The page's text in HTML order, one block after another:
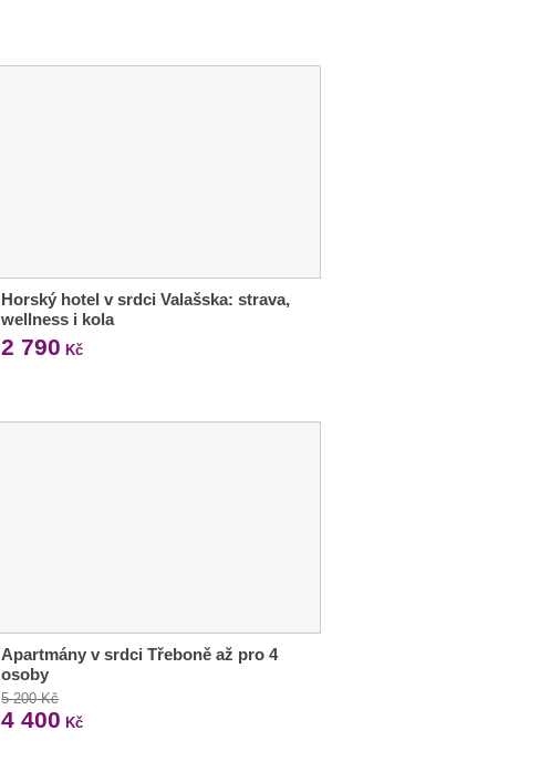
Horský hotel v srdci Valašska: strava,
wellness i kola
2 790 Kč
Apartmány v srdci Třeboně až pro 4
osoby
5 200 Kč
4 400 Kč